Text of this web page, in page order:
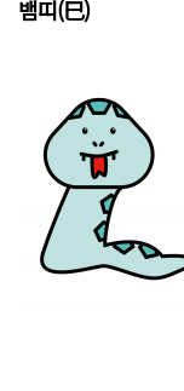
뱀띠(巳)